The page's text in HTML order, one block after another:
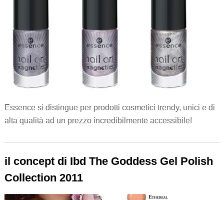
Essence si distingue per prodotti cosmetici trendy, unici e di
alta qualità ad un prezzo incredibilmente accessibile!
il concept di Ibd The Goddess Gel Polish
Collection 2011